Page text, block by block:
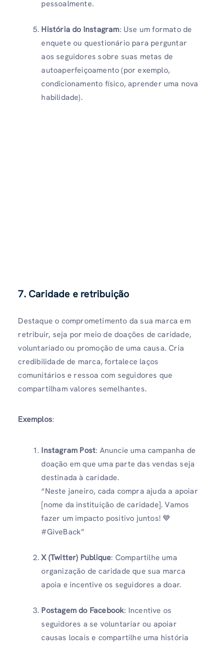
pessoalmente.
História do Instagram: Use um formato de
enquete ou questionário para perguntar
aos seguidores sobre suas metas de
autoaperfeiçoamento (por exemplo,
condicionamento físico, aprender uma nova
habilidade).
7. Caridade e retribuição
Destaque o comprometimento da sua marca em
retribuir, seja por meio de doações de caridade,
voluntariado ou promoção de uma causa. Cria
credibilidade de marca, fortalece laços
comunitários e ressoa com seguidores que
compartilham valores semelhantes.
Exemplos:
Instagram Post: Anuncie uma campanha de
doação em que uma parte das vendas seja
destinada à caridade.
“Neste janeiro, cada compra ajuda a apoiar
[nome da instituição de caridade]. Vamos
fazer um impacto positivo juntos! 💙
#GiveBack”
X (Twitter) Publique: Compartilhe uma
organização de caridade que sua marca
apoia e incentive os seguidores a doar.
Postagem do Facebook: Incentive os
seguidores a se voluntariar ou apoiar
causas locais e compartilhe uma história